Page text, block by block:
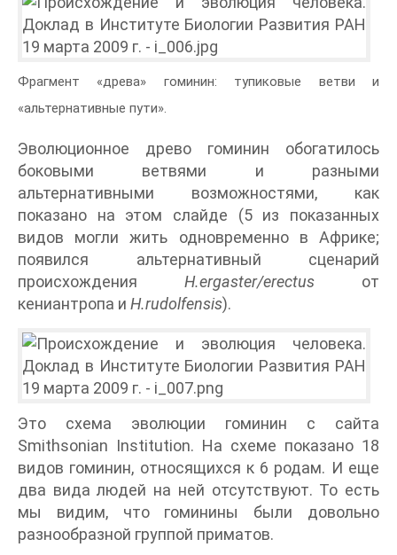
Фрагмент «древа» гоминин: тупиковые ветви и
«альтернативные пути».
Эволюционное древо гоминин обогатилось
боковыми ветвями и разными
альтернативными возможностями, как
показано на этом слайде (5 из показанных
видов могли жить одновременно в Африке;
появился альтернативный сценарий
происхождения H.ergaster/erectus от
кениантропа и H.rudolfensis).
Это схема эволюции гоминин с сайта
Smithsonian Institution. На схеме показано 18
видов гоминин, относящихся к 6 родам. И еще
два вида людей на ней отсутствуют. То есть
мы видим, что гоминины были довольно
разнообразной группой приматов.